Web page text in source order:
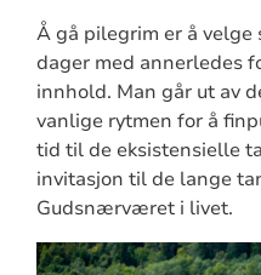
Å gå pilegrim er å
dager med annerledes
innhold. Man går ut av
vanlige rytmen for å
tid til de eksistensielle
invitasjon til de lange
Gudsnærværet i livet.